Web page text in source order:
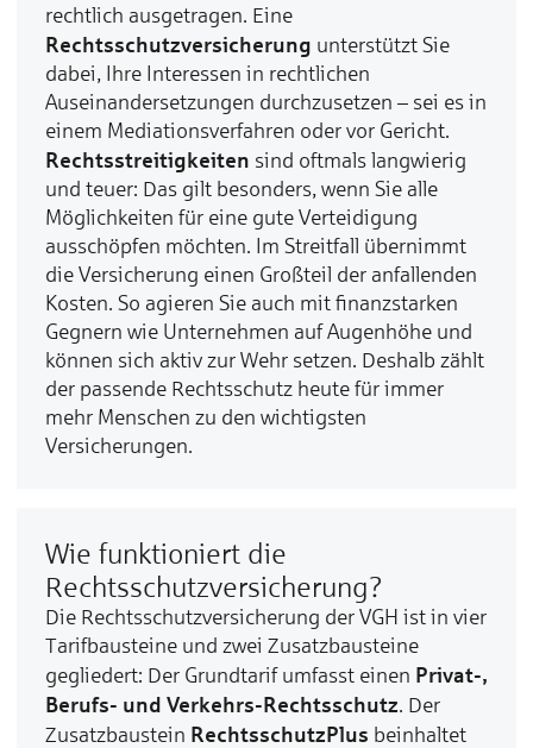
rechtlich ausgetragen. Eine
Rechtsschutzversicherung unterstützt Sie
dabei, Ihre Interessen in rechtlichen
Auseinandersetzungen durchzusetzen – sei es in
einem Mediationsverfahren oder vor Gericht.
Rechtsstreitigkeiten sind oftmals langwierig
und teuer: Das gilt besonders, wenn Sie alle
Möglichkeiten für eine gute Verteidigung
ausschöpfen möchten. Im Streitfall übernimmt
die Versicherung einen Großteil der anfallenden
Kosten. So agieren Sie auch mit finanzstarken
Gegnern wie Unternehmen auf Augenhöhe und
können sich aktiv zur Wehr setzen. Deshalb zählt
der passende Rechtsschutz heute für immer
mehr Menschen zu den wichtigsten
Versicherungen.
Wie funktioniert die
Rechtsschutzversicherung?
Die Rechtsschutzversicherung der VGH ist in vier
Tarifbausteine und zwei Zusatzbausteine
gegliedert: Der Grundtarif umfasst einen Privat-,
Berufs- und Verkehrs-Rechtsschutz. Der
Zusatzbaustein RechtsschutzPlus beinhaltet